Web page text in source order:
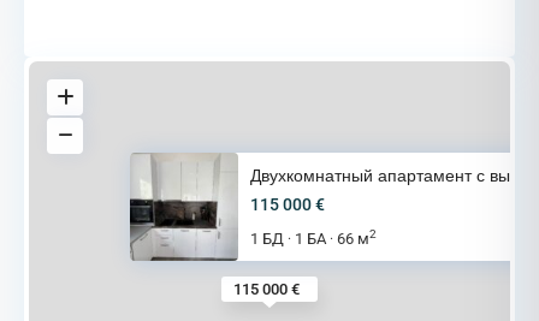
115 000 €
Двухкомнатный апартамент с выс
115 000 €
1 БД · 1 БА · 66 м2